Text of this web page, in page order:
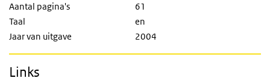
Aantal pagina's
61
Taal
en
Jaar van uitgave
2004
Links